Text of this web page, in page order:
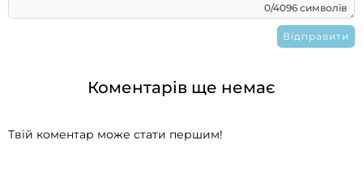
0/4096 символів
Коментарів ще немає
Твій коментар може стати першим!